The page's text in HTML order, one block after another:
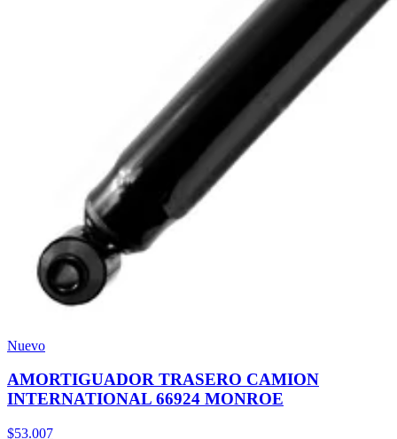
Nuevo
AMORTIGUADOR TRASERO CAMION
INTERNATIONAL 66924 MONROE
$53.007